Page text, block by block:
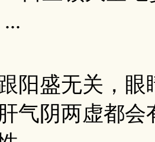
阳盛无关，
气阴两虚都